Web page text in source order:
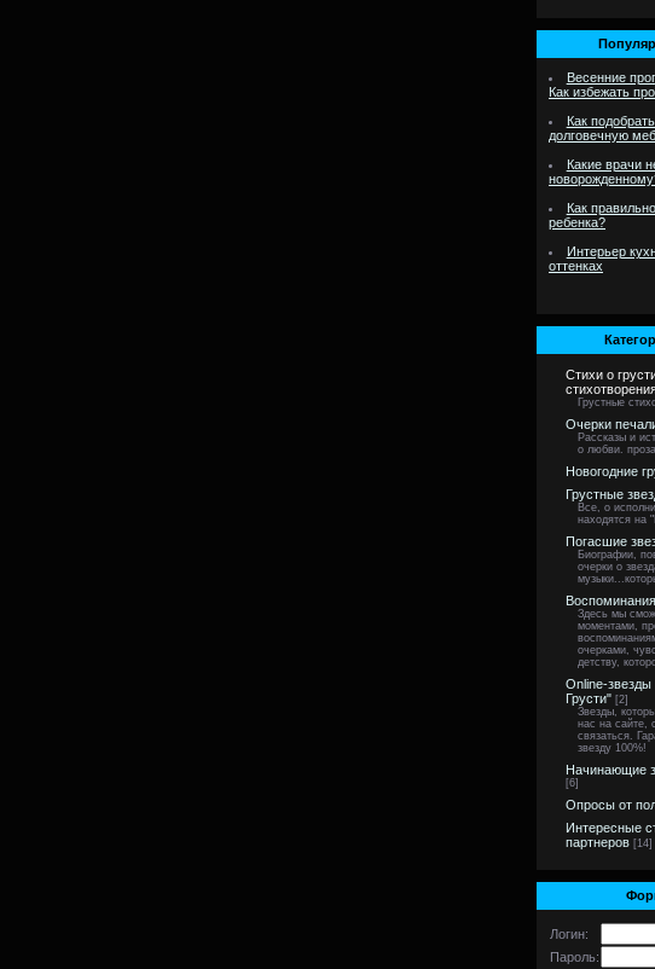
Весенние
Как избежать
Как
долговечную
Какие врачи
Как
ребенка?
Интерьер
оттенках
Стихи о
Грустные
Очерки
Рассказы и
о любви.
Новогодние
Грустные
Все, о
находятся на
Погасшие
Биографии,
очерки о
Здесь мы
моментами,
очерками,
детству,
Online-звезды
Грусти" [2]
Звезды,
нас на сайте,
связаться.
звезду 100%!
Начинающие
[6]
Опросы от
Интересные
партнеров [14]
Логин:
Пароль: